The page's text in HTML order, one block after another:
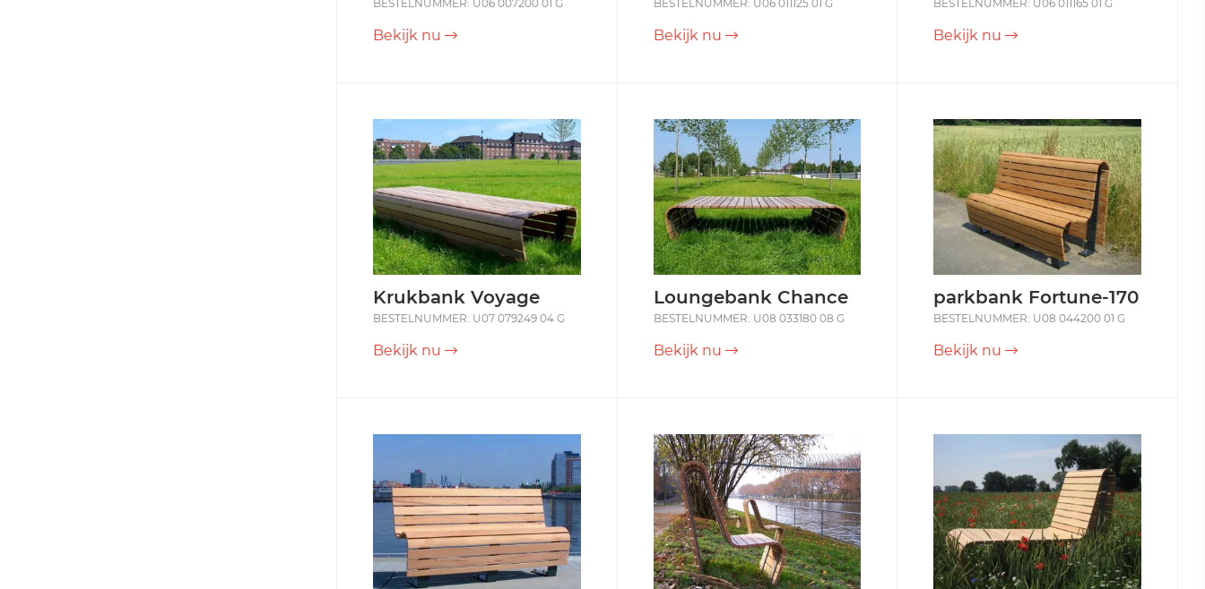
BESTELNUMMER: U06 007200 01 G
Bekijk nu
BESTELNUMMER: U06 011125 01 G
Bekijk nu
BESTELNUMMER: U06 011165 01 G
Bekijk nu
Krukbank Voyage
BESTELNUMMER: U07 079249 04 G
Bekijk nu
Loungebank Chance
BESTELNUMMER: U08 033180 08 G
Bekijk nu
parkbank Fortune-170
BESTELNUMMER: U08 044200 01 G
Bekijk nu